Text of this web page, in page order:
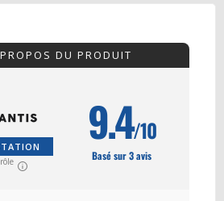
DU PRODUIT
9.4/10
Basé sur 3 avis